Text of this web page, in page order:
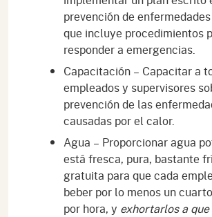
prevención de
que incluye procedimientos
responder a emergencias.
Capacitación – Capacitar a
empleados y supervisores
prevención de las
causadas por el calor.
Agua – Proporcionar agua
está fresca, pura, bastante
gratuita para que cada
beber por lo menos un
por hora, y exhortarlos a